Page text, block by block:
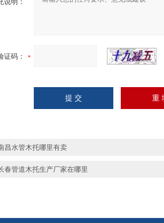
证码：
昌水管木托哪里有卖
春管道木托生产厂家在哪里